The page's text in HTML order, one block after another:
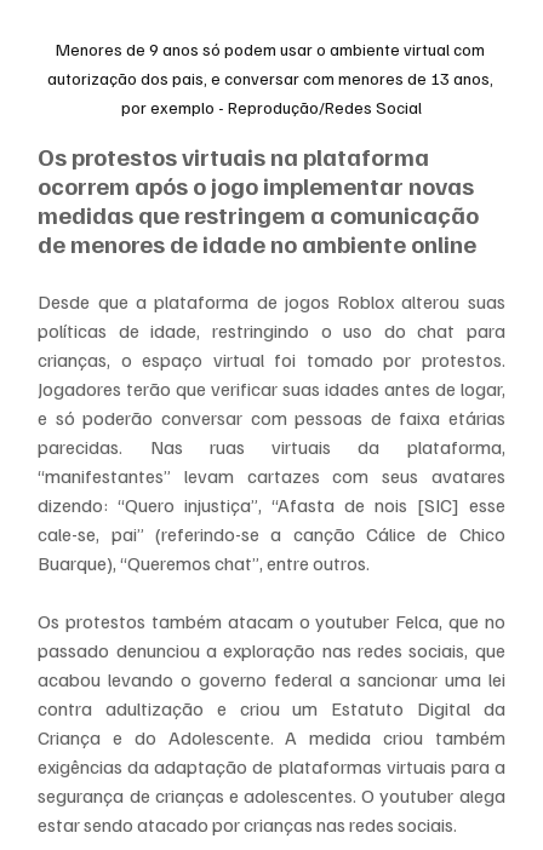
Menores de 9 anos só podem usar o ambiente virtual com
autorização dos pais, e conversar com menores de 13 anos,
por exemplo - Reprodução/Redes Social
Os protestos virtuais na plataforma
ocorrem após o jogo implementar novas
medidas que restringem a comunicação
de menores de idade no ambiente online
Desde que a plataforma de jogos Roblox alterou suas
políticas de idade, restringindo o uso do chat para
crianças, o espaço virtual foi tomado por protestos.
Jogadores terão que verificar suas idades antes de logar,
e só poderão conversar com pessoas de faixa etárias
parecidas. Nas ruas virtuais da plataforma,
“manifestantes” levam cartazes com seus avatares
dizendo: “Quero injustiça”, “Afasta de nois [SIC] esse
cale-se, pai” (referindo-se a canção Cálice de Chico
Buarque), “Queremos chat”, entre outros.
Os protestos também atacam o youtuber Felca, que no
passado denunciou a exploração nas redes sociais, que
acabou levando o governo federal a sancionar uma lei
contra adultização e criou um Estatuto Digital da
Criança e do Adolescente. A medida criou também
exigências da adaptação de plataformas virtuais para a
segurança de crianças e adolescentes. O youtuber alega
estar sendo atacado por crianças nas redes sociais.